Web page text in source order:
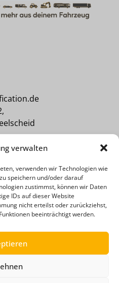
verwalten
verwenden wir Technologien wie
speichern und/oder darauf
zustimmst, können wir Daten
IDs auf dieser Website
nicht erteilst oder zurückziehst,
beeinträchtigt werden.
RECHTLICHE HINWEISE